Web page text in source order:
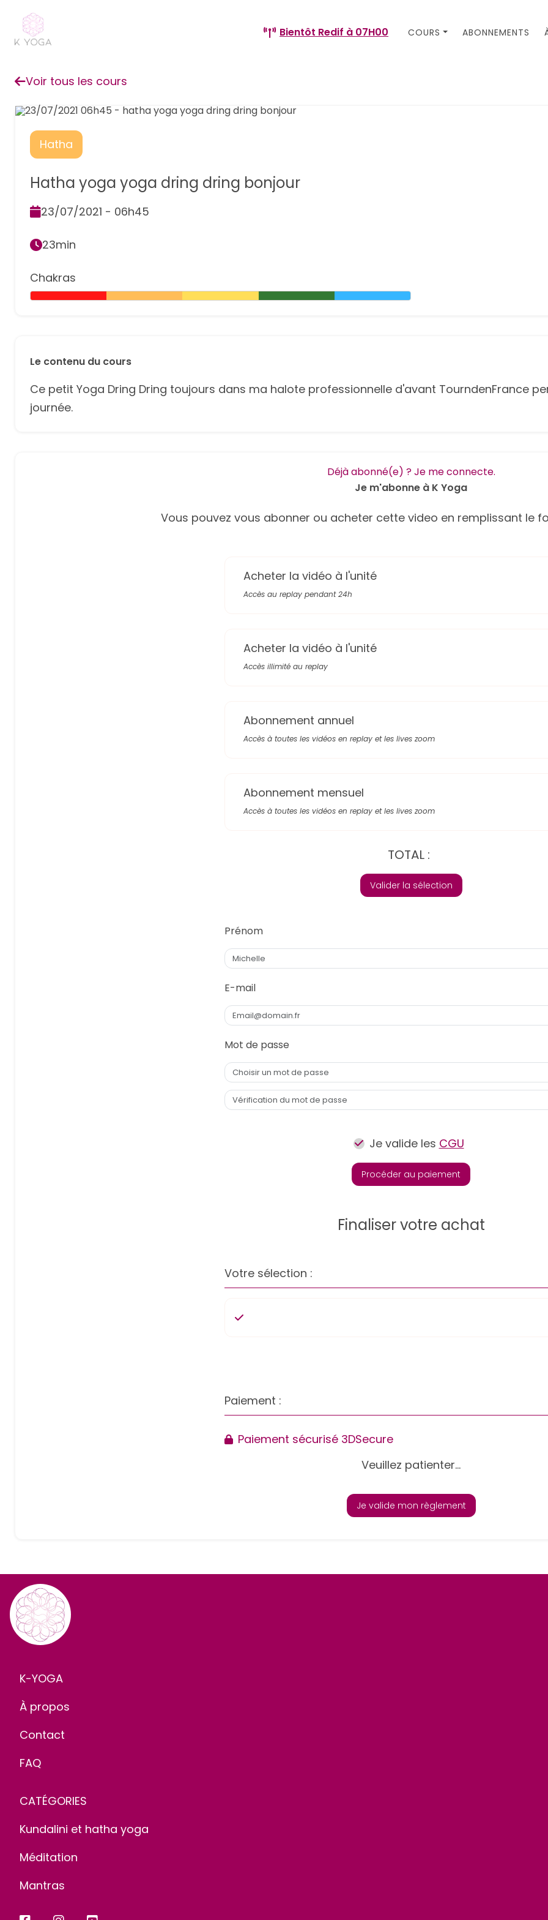
Bientôt Redif à 07H00 COURS ABONNEMENTS
Voir tous les cours
Hatha
Chakras
Hatha yoga yoga dring dring bonjour
23/07/2021 - 06h45
23min
Le contenu du cours
Ce petit Yoga Dring Dring toujours dans ma halote professionnelle d'avant TourndenFrance
journée.
Déjà abonné(e) ? Je me connecte.
Je m'abonne à K Yoga
Vous pouvez vous abonner ou acheter cette video en remplissant le
Acheter la vidéo à l'unité
Accès au replay pendant 24h
Acheter la vidéo à l'unité
Accès illimité au replay
Abonnement annuel
Accès à toutes les vidéos en replay et les lives zoom
Abonnement mensuel
Accès à toutes les vidéos en replay et les lives zoom
TOTAL :
Valider la sélection
Prénom
E-mail
Mot de passe
Je valide les CGU
Procéder au paiement
Finaliser votre achat
Votre sélection :
Paiement :
Paiement sécurisé 3DSecure
Veuillez patienter...
Je valide mon règlement
K-YOGA
À propos
Contact
FAQ
CATÉGORIES
Kundalini et hatha yoga
Méditation
Mantras